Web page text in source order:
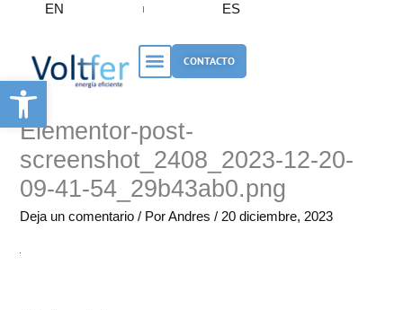
Abrir barra de herramientas
contenido
EN ES
CONTACTO
Elementor-post-
screenshot_2408_2023-12-20-
09-41-54_29b43ab0.png
Deja un comentario / PorAndres/20 diciembre, 2023